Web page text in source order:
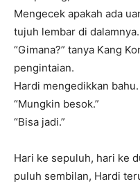
Mengecek apakah ada
tujuh lembar di dalamnya.
“Gimana?” tanya Kang
pengintaian.
Hardi mengedikkan
“Mungkin besok.”
“Bisa jadi.”
Hari ke sepuluh, hari ke
puluh sembilan, Hardi